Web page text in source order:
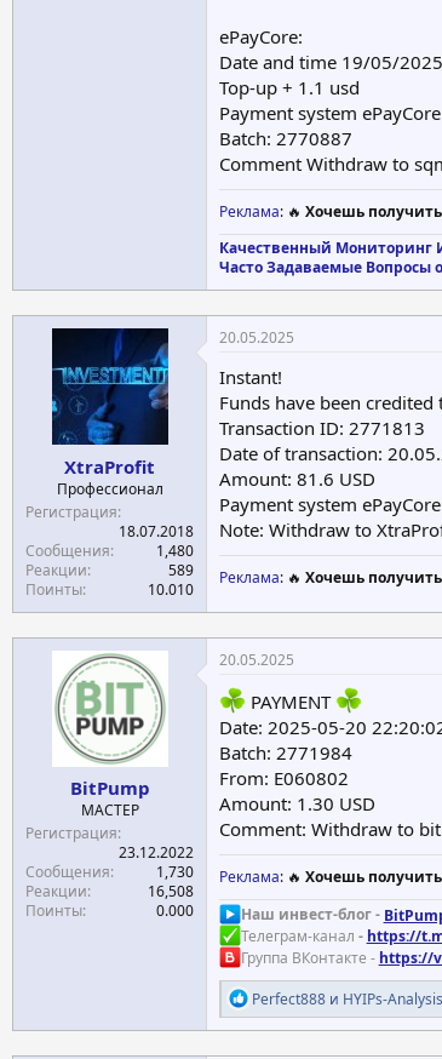
ePayCore:
Date and time 19/05/
Top-up + 1.1 usd
Payment system
Batch: 2770887
Comment Withdraw to
Реклама: 🔥 Хочешь получить
Качественный Мониторинг
Часто Задаваемые Вопросы
XtraProfit
Профессионал
Регистрация
18.07.2018
Сообщения
1,480
Реакции
589
Поинты
10.010
20.05.2025
Instant!
Funds have been credited
Transaction ID: 2771813
Date of transaction:
Amount: 81.6 USD
Payment system
Note: Withdraw to
Реклама: 🔥 Хочешь получить
BitPump
МАСТЕР
Регистрация
23.12.2022
Сообщения
1,730
Реакции
16,508
Поинты
0.000
20.05.2025
PAYMENT
Date: 2025-05-20
Batch: 2771984
From: E060802
Amount: 1.30 USD
Comment: Withdraw to
Реклама: 🔥 Хочешь получить
Наш инвест-блог -
Телеграм-канал - https://
Группа ВКонтакте - https://
Р
е
а
к
Perfect888 и HYIPs-Analysis